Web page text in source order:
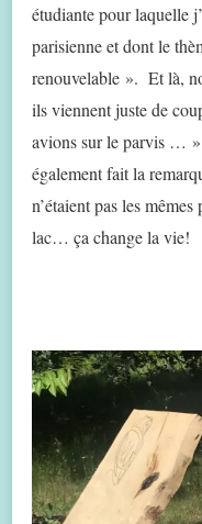
étudiante pour laquelle
parisienne et dont le
renouvelable ». Et là,
ils viennent juste de
avions sur le parvis …
également fait la
n’étaient pas les
lac… ça change la vie!